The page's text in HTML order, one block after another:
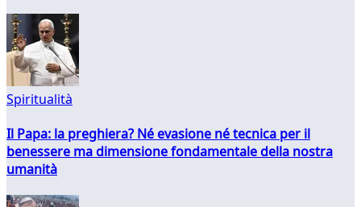
Spiritualità
Il Papa: la preghiera? Né evasione né tecnica per il
benessere ma dimensione fondamentale della nostra
umanità